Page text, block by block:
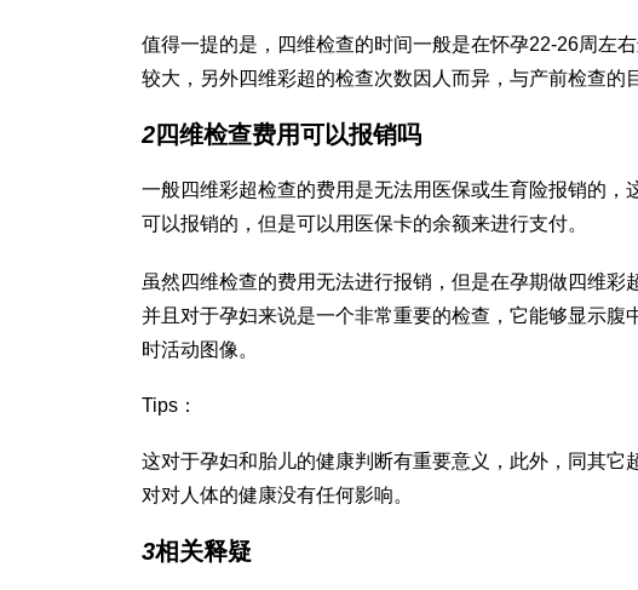
值得一提的是，四维检查的时间一般是在怀孕22-26周左
较大，另外四维彩超的检查次数因人而异，与产前检查的
2四维检查费用可以报销吗
一般四维彩超检查的费用是无法用医保或生育险报销的
可以报销的，但是可以用医保卡的余额来进行支付。
虽然四维检查的费用无法进行报销，但是在孕期做四维
并且对于孕妇来说是一个非常重要的检查，它能够显示
时活动图像。
Tips：
这对于孕妇和胎儿的健康判断有重要意义，此外，同其
对对人体的健康没有任何影响。
3相关释疑